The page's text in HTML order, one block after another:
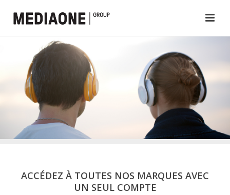
ACCÉDEZ À TOUTES NOS MARQUES AVEC
UN SEUL COMPTE